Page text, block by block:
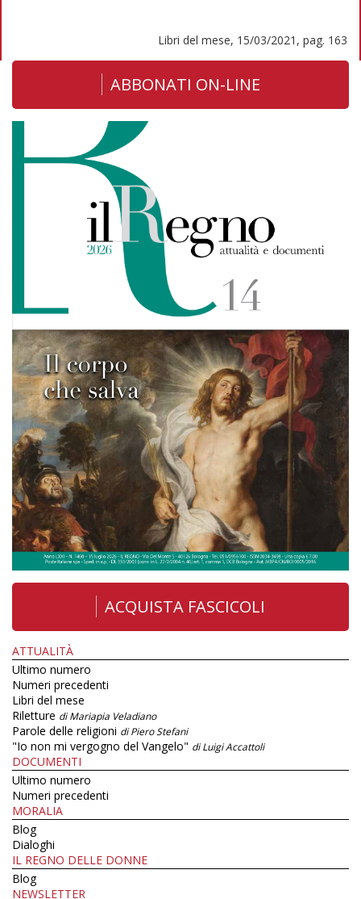
Libri del mese, 15/03/2021, pag. 163
ABBONATI ON-LINE
ACQUISTA FASCICOLI
ATTUALITÀ
Ultimo numero
Numeri precedenti
Libri del mese
Riletture di Mariapia Veladiano
Parole delle religioni di Piero Stefani
"Io non mi vergogno del Vangelo" di Luigi Accattoli
DOCUMENTI
Ultimo numero
Numeri precedenti
MORALIA
Blog
Dialoghi
IL REGNO DELLE DONNE
Blog
NEWSLETTER